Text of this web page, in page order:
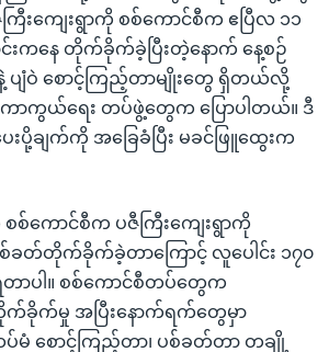
ြီးကျေးရွာကို စစ်ကောင်စီက ဧပြီလ ၁၁
းကနေ တိုက်ခိုက်ခဲ့ပြီးတဲ့နောက် နေ့စဉ်
ပျံဝဲ စောင့်ကြည့်တာမျိုးတွေ ရှိတယ်လို့
ာကွယ်ရေး တပ်ဖွဲ့တွေက ပြောပါတယ်။ ဒီ
းပို့ချက်ကို အခြေခံပြီး မခင်ဖြူထွေးက
စ်ကောင်စီက ပဇီကြီးကျေးရွာကို
ခတ်တိုက်ခိုက်ခဲ့တာကြောင့် လူပေါင်း ၁၇၀
တာပါ။ စစ်ကောင်စီတပ်တွေက
က်ခိုက်မှု အပြီးနောက်ရက်တွေမှာ
မံ စောင့်ကြည့်တာ၊ ပစ်ခတ်တာ တချို့